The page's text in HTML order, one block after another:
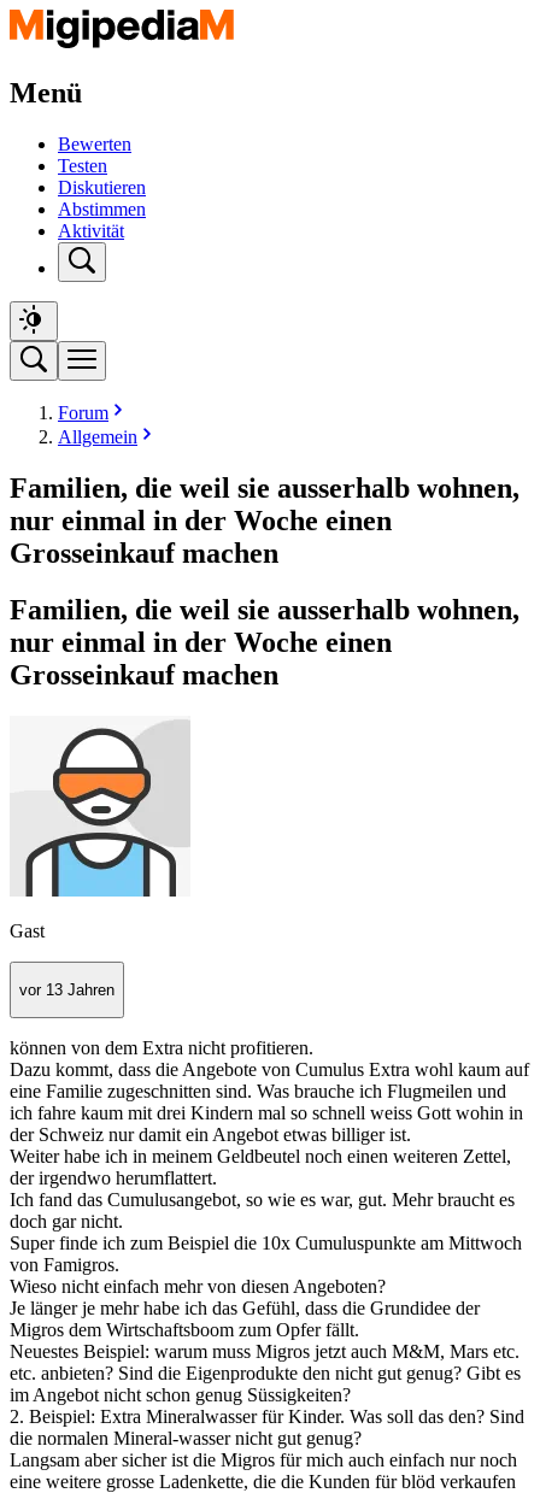
Menü
Bewerten
Testen
Diskutieren
Abstimmen
Aktivität
Forum
Allgemein
Familien, die weil sie ausserhalb wohnen,
nur einmal in der Woche einen
Grosseinkauf machen
Familien, die weil sie ausserhalb wohnen,
nur einmal in der Woche einen
Grosseinkauf machen
Gast
vor 13 Jahren
können von dem Extra nicht profitieren.
Dazu kommt, dass die Angebote von Cumulus Extra wohl kaum auf
eine Familie zugeschnitten sind. Was brauche ich Flugmeilen und
ich fahre kaum mit drei Kindern mal so schnell weiss Gott wohin in
der Schweiz nur damit ein Angebot etwas billiger ist.
Weiter habe ich in meinem Geldbeutel noch einen weiteren Zettel,
der irgendwo herumflattert.
Ich fand das Cumulusangebot, so wie es war, gut. Mehr braucht es
doch gar nicht.
Super finde ich zum Beispiel die 10x Cumuluspunkte am Mittwoch
von Famigros.
Wieso nicht einfach mehr von diesen Angeboten?
Je länger je mehr habe ich das Gefühl, dass die Grundidee der
Migros dem Wirtschaftsboom zum Opfer fällt.
Neuestes Beispiel: warum muss Migros jetzt auch M&M, Mars etc.
etc. anbieten? Sind die Eigenprodukte den nicht gut genug? Gibt es
im Angebot nicht schon genug Süssigkeiten?
2. Beispiel: Extra Mineralwasser für Kinder. Was soll das den? Sind
die normalen Mineral-wasser nicht gut genug?
Langsam aber sicher ist die Migros für mich auch einfach nur noch
eine weitere grosse Ladenkette, die die Kunden für blöd verkaufen